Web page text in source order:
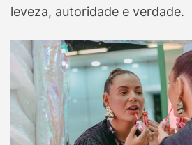
leveza, autoridade e verdade.